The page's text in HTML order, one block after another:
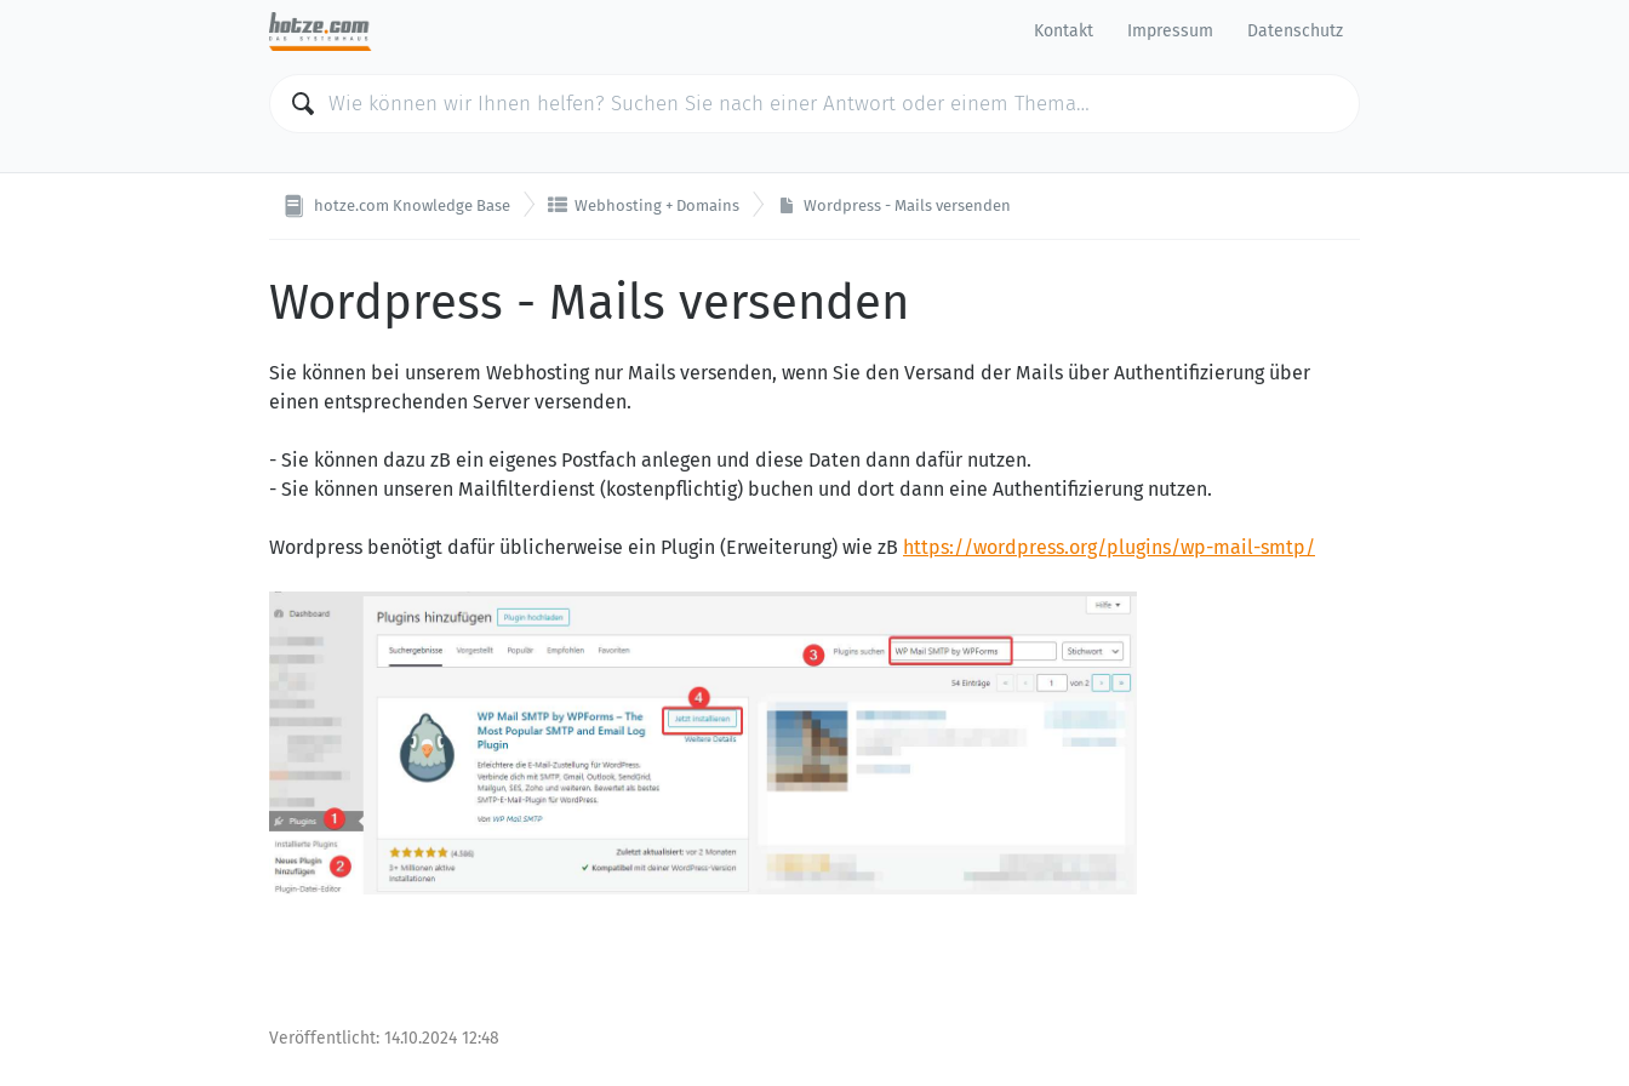
Kontakt Impressum Datenschutz
hotze.com Knowledge Base  Webhosting + Domains Wordpress - Mails versenden
Wordpress - Mails versenden
Sie können bei unserem Webhosting nur Mails versenden, wenn Sie den Versand der Mails über Authentifizierung über
einen entsprechenden Server versenden.
- Sie können dazu zB ein eigenes Postfach anlegen und diese Daten dann dafür nutzen.
- Sie können unseren Mailfilterdienst (kostenpflichtig) buchen und dort dann eine Authentifizierung nutzen.
Wordpress benötigt dafür üblicherweise ein Plugin (Erweiterung) wie zB https://wordpress.org/plugins/wp-mail-smtp/
Veröffentlicht: 14.10.2024 12:48